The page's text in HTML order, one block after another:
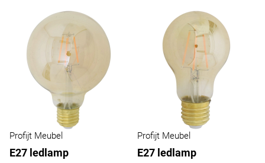
Profijt Meubel
E27 ledlamp
Profijt Meubel
E27 ledlamp